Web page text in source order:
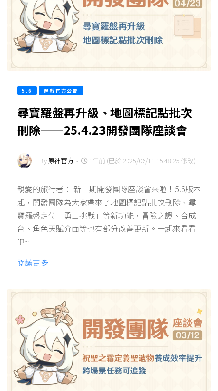
5.6 遊戲官方公告
尋寶羅盤再升級、地圖標記點批次
刪除——25.4.23開發團隊座談會
By原神官方 - 1年前 (已於 2025/06/11 15:48:25 修改)
親愛的旅行者： 新一期開發團隊座談會來啦！5.6版本
起，開發團隊為大家帶來了地圖標記點批次刪除、尋
寶羅盤定位「勇士挑戰」等新功能，冒險之證、合成
台、角色天賦介面等也有部分改善更新。一起來看看
吧~
閱讀更多